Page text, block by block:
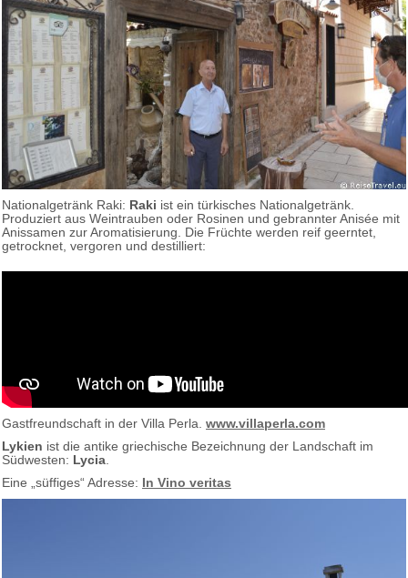
Nationalgetränk Raki: Raki ist ein türkisches Nationalgetränk.
Produziert aus Weintrauben oder Rosinen und gebrannter Anisée mit
Anissamen zur Aromatisierung. Die Früchte werden reif geerntet,
getrocknet, vergoren und destilliert:
Gastfreundschaft in der Villa Perla. www.villaperla.com
Lykien ist die antike griechische Bezeichnung der Landschaft im
Südwesten: Lycia.
Eine „süffiges“ Adresse:
In Vino veritas